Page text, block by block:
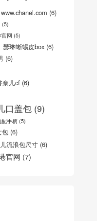
Flap Bag
Bag(12)
(6)
包(5)
(22)
(5)
官网(5)
瑟琳蜥蜴皮box
(6)